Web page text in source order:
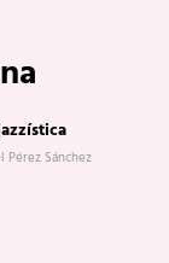
Pérez Sánchez